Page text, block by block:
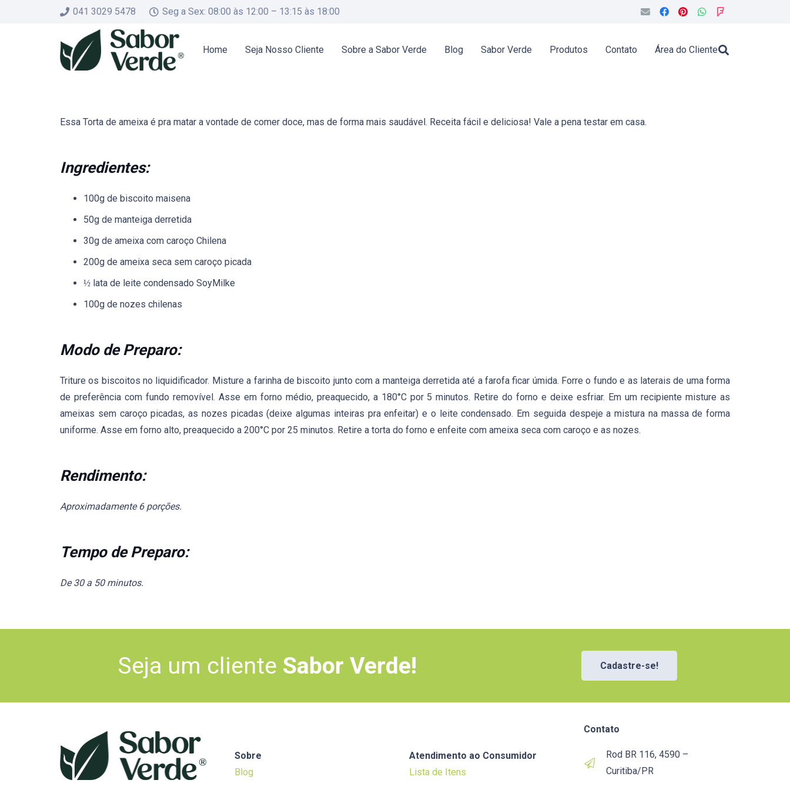
041 3029 5478 Seg a Sex: 08:00 às 12:00 – 13:15 às 18:00
Home Seja Nosso Cliente Sobre a Sabor Verde Blog Sabor Verde Produtos Contato Área do Cliente
Essa Torta de ameixa é pra matar a vontade de comer doce, mas de forma mais saudável. Receita fácil e deliciosa! Vale a pena testar em casa.
Ingredientes:
100g de biscoito maisena
50g de manteiga derretida
30g de ameixa com caroço Chilena
200g de ameixa seca sem caroço picada
½ lata de leite condensado SoyMilke
100g de nozes chilenas
Modo de Preparo:
Triture os biscoitos no liquidificador. Misture a farinha de biscoito junto com a manteiga derretida até a farofa ficar úmida. Forre o fundo e as laterais de uma forma
de preferência com fundo removível. Asse em forno médio, preaquecido, a 180°C por 5 minutos. Retire do forno e deixe esfriar. Em um recipiente misture as
ameixas sem caroço picadas, as nozes picadas (deixe algumas inteiras pra enfeitar) e o leite condensado. Em seguida despeje a mistura na massa de forma
uniforme. Asse em forno alto, preaquecido a 200°C por 25 minutos. Retire a torta do forno e enfeite com ameixa seca com caroço e as nozes.
Rendimento:
Aproximadamente 6 porções.
Tempo de Preparo:
De 30 a 50 minutos.
Seja um cliente Sabor Verde! Cadastre-se!
Sobre
Blog
Atendimento ao Consumidor
Lista de Itens
Contato
Rod BR 116, 4590 –
Curitiba/PR